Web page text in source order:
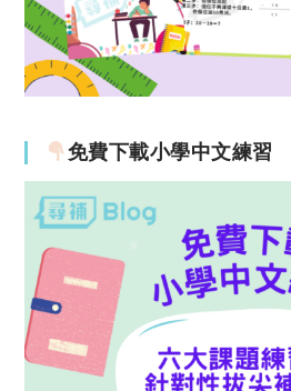
免費下載小學中文練習